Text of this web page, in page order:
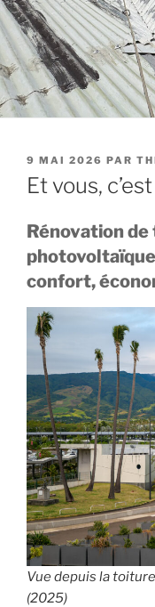
PUBLIÉ
LE
9 MAI 2026 PAR
Et vous,
Rénovation
photovoltaïque
confort,
Vue depuis la
(2025)